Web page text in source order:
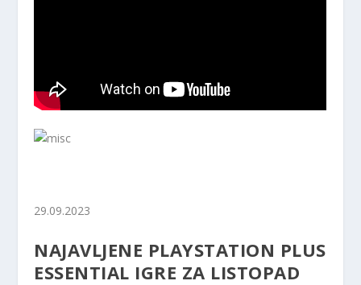
29.09.2023
NAJAVLJENE PLAYSTATION PLUS
ESSENTIAL IGRE ZA LISTOPAD